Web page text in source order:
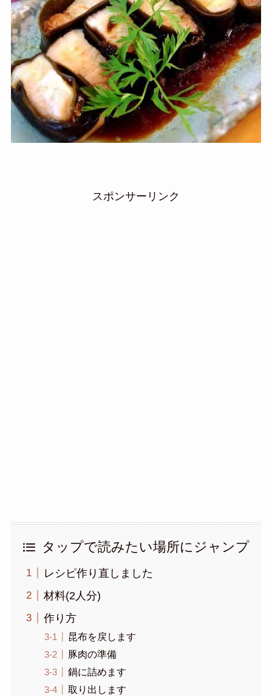
スポンサーリンク
タップで読みたい場所にジャンプ
レシピ作り直しました
材料(2人分)
作り方
昆布を戻します
豚肉の準備
鍋に詰めます
取り出します